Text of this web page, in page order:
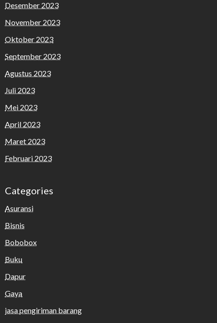
Desember 2023
November 2023
Oktober 2023
September 2023
Agustus 2023
Juli 2023
Mei 2023
April 2023
Maret 2023
Februari 2023
Categories
Asuransi
Bisnis
Bobobox
Buku
Dapur
Gaya
jasa pengiriman barang